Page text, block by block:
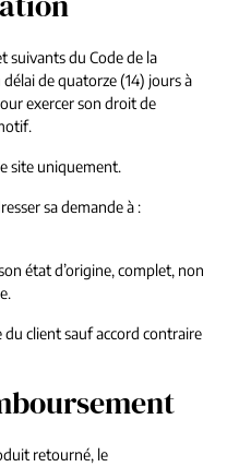
suivants du Code de la
de quatorze (14) jours à
exercer son droit de
site uniquement.
sa demande à :
état d’origine, complet, non
client sauf accord contraire
retourné, le